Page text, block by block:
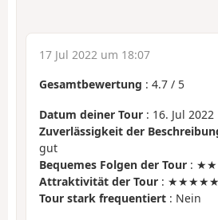
17 Jul 2022 um 18:07
Gesamtbewertung : 4.7 / 5
Datum deiner Tour : 16. Jul 2022
Zuverlässigkeit der
gut
Bequemes Folgen der Tour :
Attraktivität der Tour : ★★★★★
Tour stark frequentiert : Nein